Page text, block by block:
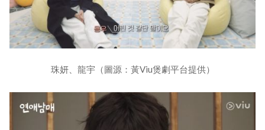
珠妍、龍宇（圖源：黃Viu煲劇平台提供）